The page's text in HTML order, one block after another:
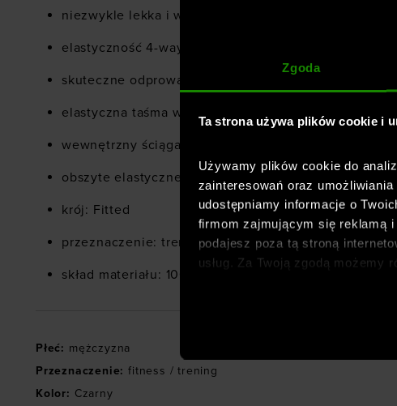
Zgoda
Ta strona używa plików cookie i
Używamy plików cookie do
zainteresowań oraz
udostępniamy informacje o
firmom zajmującym się reklamą
podajesz poza tą stroną
usług. Za Twoją zgodą możemy
społecznościowych).
niezwykle lekka i wytrzymała tkanina
elastyczność 4-way stretch wspierająca swobodę
skuteczne odprowadzanie wilgoci i szybkie schnięcie
elastyczna taśma w tylnej części pasa
wewnętrzny ściągacz z przodu dla lepszego
obszyte elastyczne mankiety
krój: Fitted
przeznaczenie: trening
skład materiału: 100% poliester
Płeć: mężczyzna
Przeznaczenie: fitness / trening
Kolor: Czarny